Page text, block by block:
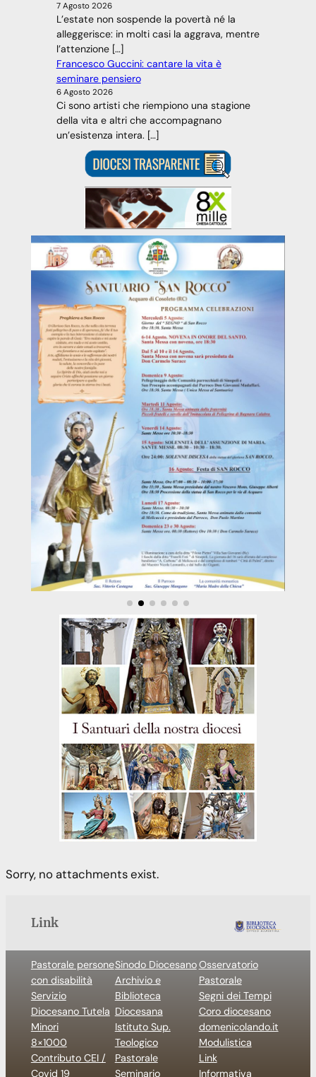
7 Agosto 2026
L’estate non sospende la povertà né la
alleggerisce: in molti casi la aggrava, mentre
l’attenzione […]
Francesco Guccini: cantare la vita è
seminare pensiero
6 Agosto 2026
Ci sono artisti che riempiono una stagione
della vita e altri che accompagnano
un’esistenza intera. […]
Sorry, no attachments exist.
Link
Pastorale persone
con disabilità
Servizio
Diocesano Tutela
Minori
8×1000
Contributo CEI /
Covid 19
Sinodo Diocesano
Archivio e
Biblioteca
Diocesana
Istituto Sup.
Teologico
Pastorale
Seminario
Osservatorio
Pastorale
Segni dei Tempi
Coro diocesano
domenicolando.it
Modulistica
Link
Informativa